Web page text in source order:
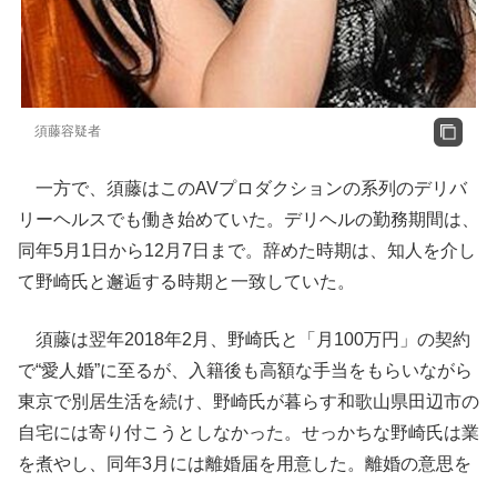
須藤容疑者
一方で、須藤はこのAVプロダクションの系列のデリバ
リーヘルスでも働き始めていた。デリヘルの勤務期間は、
同年5月1日から12月7日まで。辞めた時期は、知人を介し
て野崎氏と邂逅する時期と一致していた。
須藤は翌年2018年2月、野崎氏と「月100万円」の契約
で“愛人婚”に至るが、入籍後も高額な手当をもらいながら
東京で別居生活を続け、野崎氏が暮らす和歌山県田辺市の
自宅には寄り付こうとしなかった。せっかちな野崎氏は業
を煮やし、同年3月には離婚届を用意した。離婚の意思を